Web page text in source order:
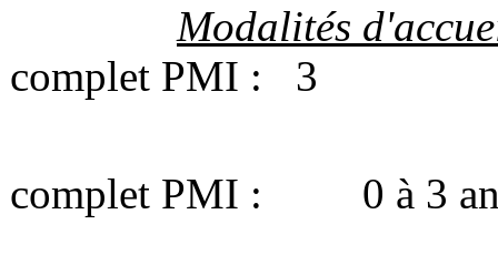
Modalités
complet PMI : 3
complet PMI : 0 à 3